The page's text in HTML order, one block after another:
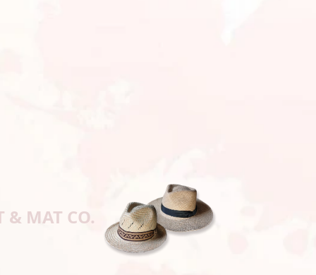
& MAT CO.